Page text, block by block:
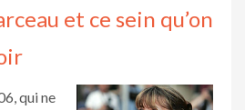
et ce sein qu’on
qui ne